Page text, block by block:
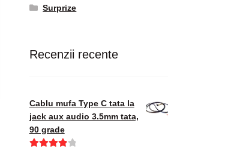
Surprize
Recenzii recente
Cablu mufa Type C tata la
jack aux audio 3.5mm tata,
90 grade